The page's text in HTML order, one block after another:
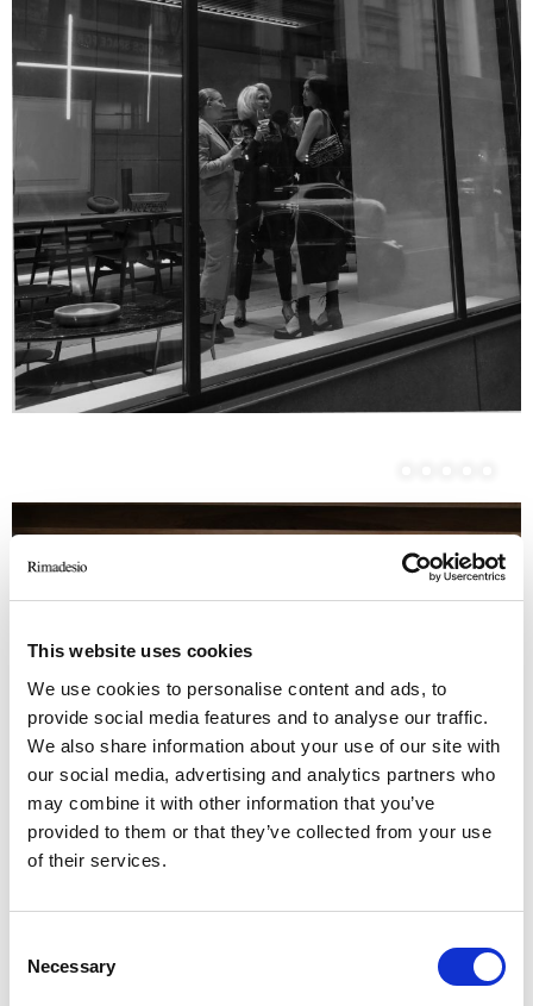
This website uses cookies
We use cookies to personalise content and ads, to
provide social media features and to analyse our traffic.
We also share information about your use of our site with
our social media, advertising and analytics partners who
may combine it with other information that you’ve
provided to them or that they’ve collected from your use
of their services.
Selection
Necessary